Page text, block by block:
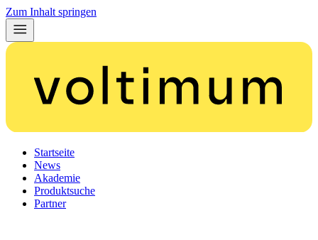
Zum Inhalt springen
Startseite
News
Akademie
Produktsuche
Partner